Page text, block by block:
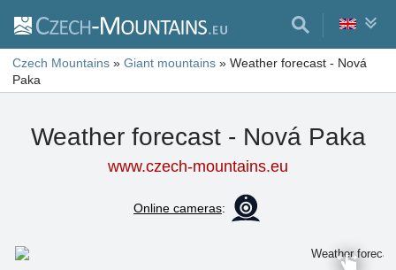
Czech Mountains » Giant mountains » Weather forecast - Nová
Paka
Weather forecast - Nová Paka
www.czech-mountains.eu
Online cameras: